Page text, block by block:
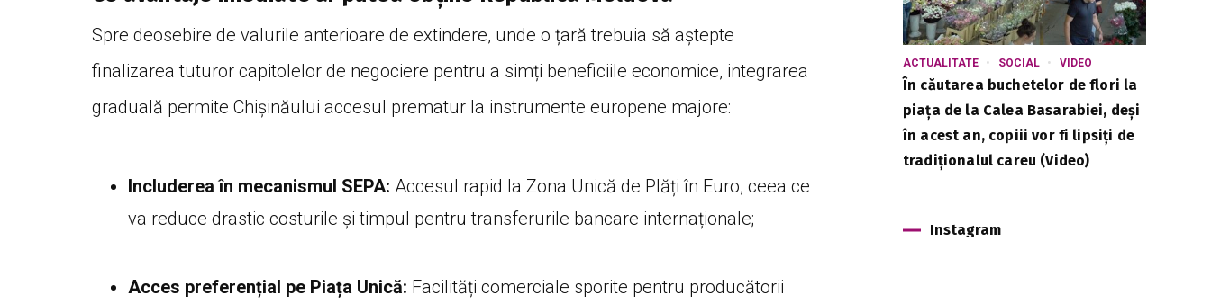
Spre deosebire de valurile anterioare de extindere, unde o țară trebuia să aștepte
finalizarea tuturor capitolelor de negociere pentru a simți beneficiile economice, integrarea
graduală permite Chișinăului accesul prematur la instrumente europene majore:
Includerea în mecanismul SEPA: Accesul rapid la Zona Unică de Plăți în Euro, ceea ce
va reduce drastic costurile și timpul pentru transferurile bancare internaționale;
Acces preferențial pe Piața Unică: Facilități comerciale sporite pentru producătorii
ACTUALITATE SOCIAL VIDEO
În căutarea buchetelor de flori la
piața de la Calea Basarabiei, deși
în acest an, copiii vor fi lipsiți de
tradiționalul careu (Video)
Instagram